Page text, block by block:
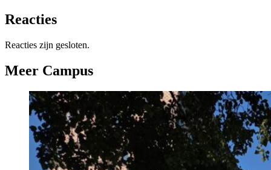
Reacties
Reacties zijn gesloten.
Meer Campus